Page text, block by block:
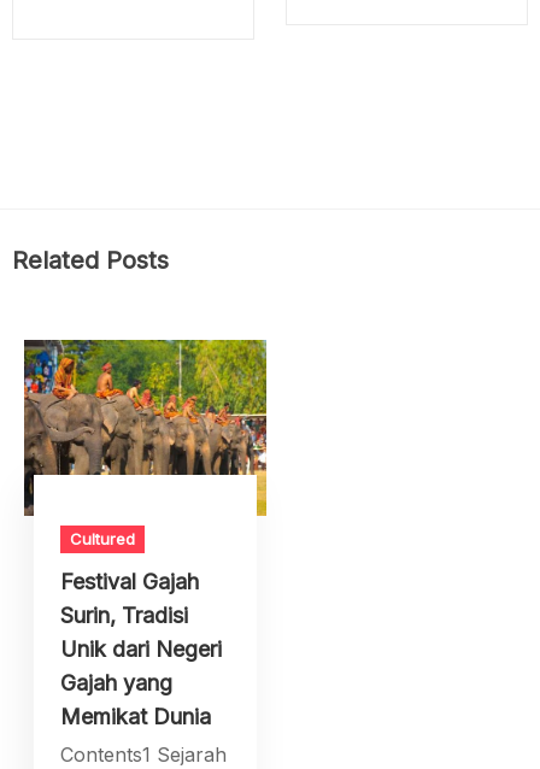
Related Posts
Cultured
Festival Gajah
Surin, Tradisi
Unik dari Negeri
Gajah yang
Memikat Dunia
Contents1 Sejarah